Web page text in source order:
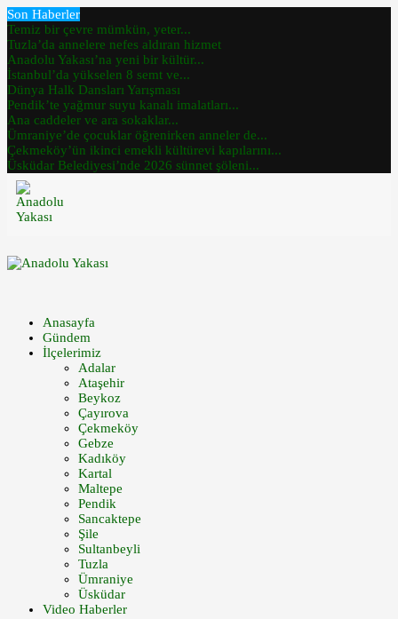
Son Haberler
Temiz bir çevre mümkün, yeter...
Tuzla’da annelere nefes aldıran hizmet
Anadolu Yakası’na yeni bir kültür...
İstanbul’da yükselen 8 semt ve...
Dünya Halk Dansları Yarışması
Pendik’te yağmur suyu kanalı imalatları...
Ana caddeler ve ara sokaklar...
Ümraniye’de çocuklar öğrenirken anneler de...
Çekmeköy’ün ikinci emekli kültürevi kapılarını...
Üsküdar Belediyesi’nde 2026 sünnet şöleni...
Anasayfa
Gündem
İlçelerimiz
Adalar
Ataşehir
Beykoz
Çayırova
Çekmeköy
Gebze
Kadıköy
Kartal
Maltepe
Pendik
Sancaktepe
Şile
Sultanbeyli
Tuzla
Ümraniye
Üsküdar
Video Haberler